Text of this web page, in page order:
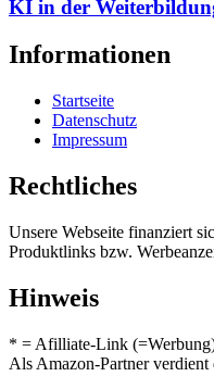
KI in der
Informationen
Startseite
Datenschutz
Impressum
Rechtliches
Unsere Webseite finanziert
Produktlinks bzw.
Hinweis
* = Afilliate-Link
Als Amazon-Partner